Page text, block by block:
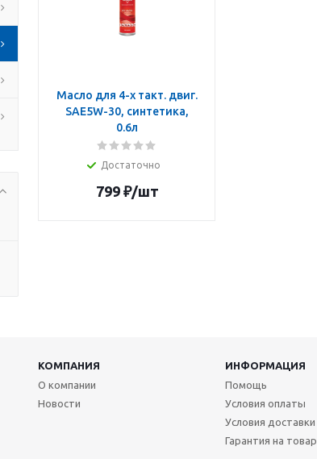
Масло для 4-х такт. двиг.
SAE5W-30, синтетика,
0.6л
Достаточно
799₽/шт
КОМПАНИЯ
ИНФОРМАЦИЯ
О компании
Новости
Помощь
Условия оплаты
Условия доставки
Гарантия на товар